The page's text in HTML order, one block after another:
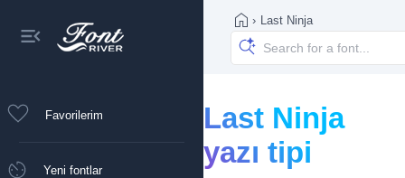
Favorilerim
Yeni fontlar
› Last Ninja
Last Ninja
yazı tipi